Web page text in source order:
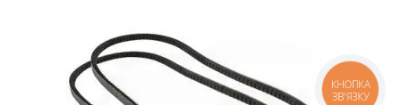
КНОПКА
ЗВ'ЯЗКУ